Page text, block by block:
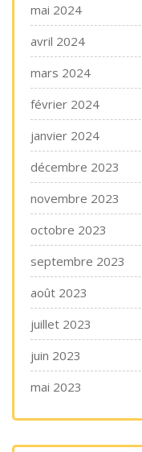
mai 2024
avril 2024
mars 2024
février 2024
janvier 2024
décembre 2023
novembre 2023
octobre 2023
septembre 2023
août 2023
juillet 2023
juin 2023
mai 2023